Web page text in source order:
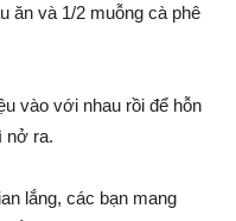
ăn và 1/2 muỗng cà phê
vào với nhau rồi để hỗn
nở ra.
lắng, các bạn mang